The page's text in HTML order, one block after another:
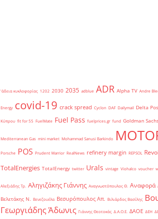
'άδεια κυκλοφορίας 1202 2030 2035 adblue ADR Alpha TV Andre
Energy covid-19 crack spread Cyclon DAF Dailymail Delta
Κύπρου fit for 55 FuelMate Fuel Pass fuelprices.gr fund Goldman
Mediterranean Gas mini market Mohammad Sanusi Barkindo
Porsche POS Prudent Warrior RealNews refinery margin REPSOL
TotalEnergies TotalEnergy twitter Urals vintage Viohalco voucher
Αλεξιάδης Τρ. Αληγιζάκης Γιάννης Αναγνωστόπουλος Θ. Αναφορά
Βελετάκης Ν. Βενεζουέλα Βεσυρόπουλος Απ. Βιλιάρδος Βασίλης
Γεωργιάδης Άδωνις Γιάννης Θεοτοκάς Δ.Α.Ο.Ε. ΔΑΟΕ ΔΕΗ